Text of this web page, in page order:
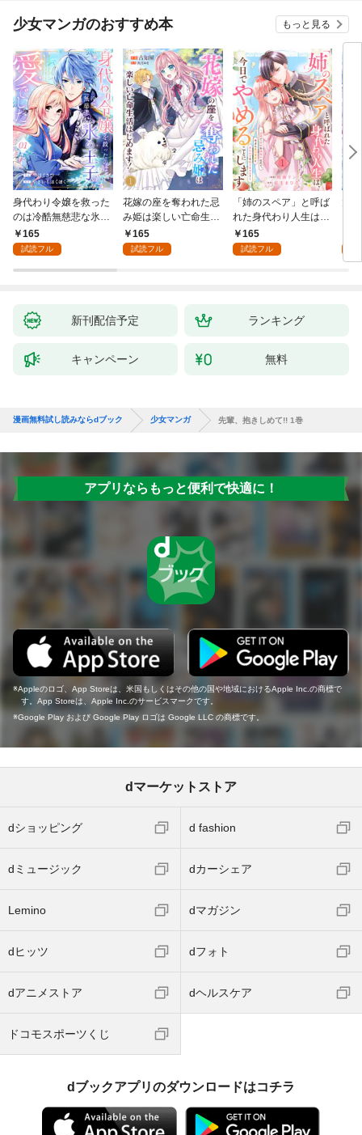
少女マンガのおすすめ本 もっと見る
身代わり令嬢を救った
のは冷酷無慈悲な氷の
王子の愛でした１
165
試読フル
花嫁の座を奪われた忌
み姫は楽しい亡命生活
はじめます！１
165
試読フル
「姉のスペア」と呼ば
れた身代わり人生は、
今日でやめることにし
ます～辺境で自由を満
165
試読フル
新刊配信予定 ランキング
キャンペーン 無料
漫画無料試し読みならdブック 少女マンガ 先輩、抱きしめて!! 1巻
アプリならもっと便利で快適に！
Appleのロゴ、App Storeは、米国もしくはその他の国や地域におけるApple Inc.の商標で
す。App Storeは、Apple Inc.のサービスマークです。
Google Play および Google Play ロゴは Google LLC の商標です。
dマーケットストア
dショッピング d fashion
dミュージック dカーシェア
Lemino dマガジン
dヒッツ dフォト
dアニメストア dヘルスケア
ドコモスポーツくじ
dブックアプリのダウンロードはコチラ